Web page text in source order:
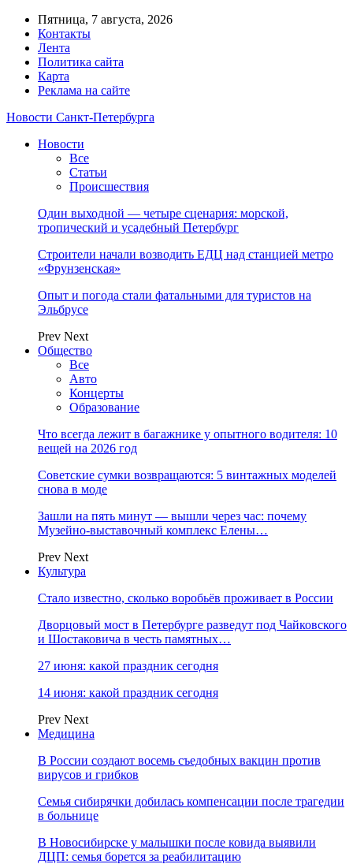
Пятница, 7 августа, 2026
Контакты
Лента
Политика сайта
Карта
Реклама на сайте
Новости Санкт-Петербурга
Новости
Все
Статьи
Происшествия
Один выходной — четыре сценария: морской,
тропический и усадебный Петербург
Строители начали возводить ЕДЦ над станцией метро
«Фрунзенская»
Опыт и погода стали фатальными для туристов на
Эльбрусе
Prev Next
Общество
Все
Авто
Концерты
Образование
Что всегда лежит в багажнике у опытного водителя: 10
вещей на 2026 год
Советские сумки возвращаются: 5 винтажных моделей
снова в моде
Зашли на пять минут — вышли через час: почему
Музейно-выставочный комплекс Елены…
Prev Next
Культура
Стало известно, сколько воробьёв проживает в России
Дворцовый мост в Петербурге разведут под Чайковского
и Шостаковича в честь памятных…
27 июня: какой праздник сегодня
14 июня: какой праздник сегодня
Prev Next
Медицина
В России создают восемь съедобных вакцин против
вирусов и грибков
Семья сибирячки добилась компенсации после трагедии
в больнице
В Новосибирске у малышки после ковида выявили
ДЦП: семья борется за реабилитацию